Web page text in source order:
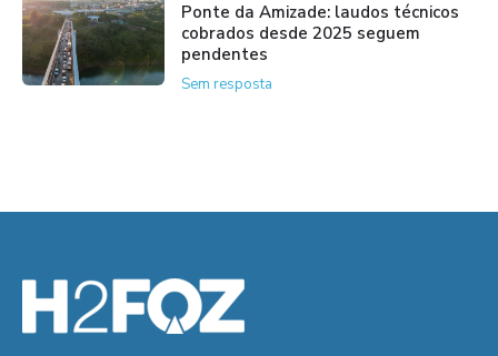
Ponte da Amizade: laudos técnicos
cobrados desde 2025 seguem
pendentes
Sem resposta